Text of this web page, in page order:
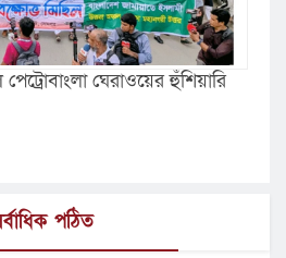
ঘেরাওয়ের হুঁশিয়ারি
পঠিত